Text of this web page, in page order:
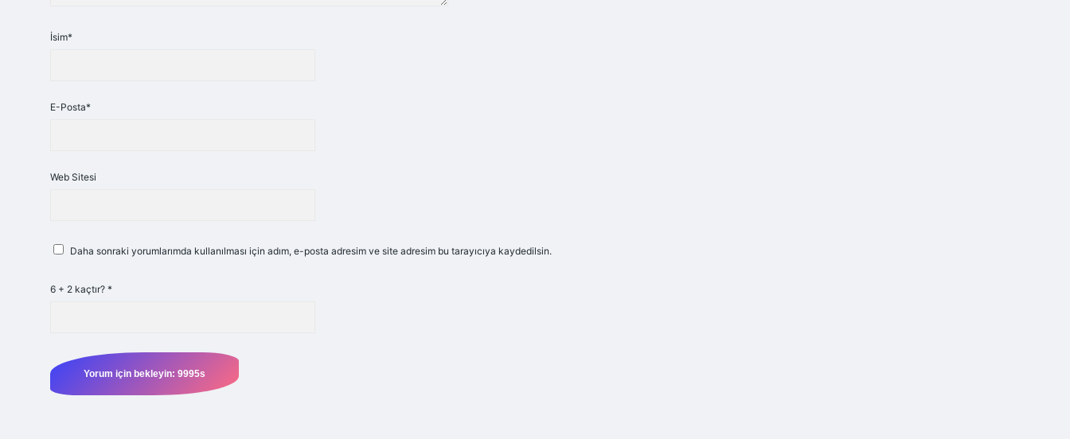
İsim*
E-Posta*
Web Sitesi
Daha sonraki yorumlarımda kullanılması için adım, e-posta adresim ve site adresim bu tarayıcıya kaydedilsin.
6 + 2 kaçtır? *